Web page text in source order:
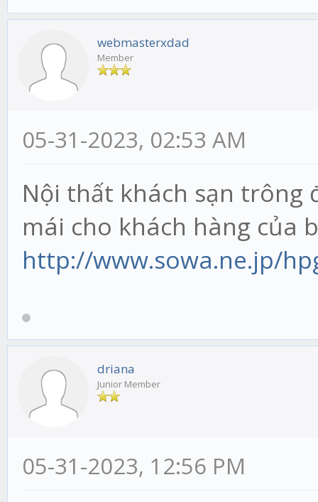
webmasterxdad
Member
05-31-2023, 02:53 AM
Nội thất khách sạn trông
mái cho khách hàng của
http://www.sowa.ne.jp/
driana
Junior Member
05-31-2023, 12:56 PM